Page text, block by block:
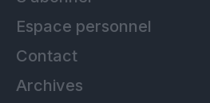
Espace personnel
Contact
Archives